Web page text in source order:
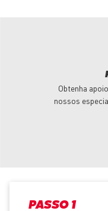
Obtenha
nossos
PASSO 1